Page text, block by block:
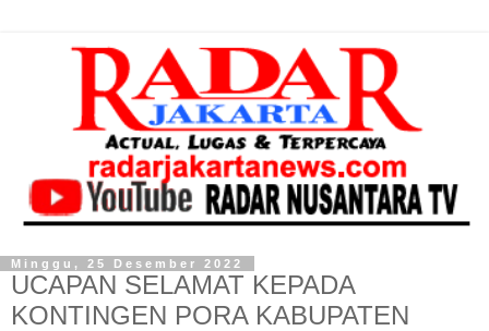
Minggu, 25 Desember 2022
UCAPAN SELAMAT KEPADA
KONTINGEN PORA KABUPATEN